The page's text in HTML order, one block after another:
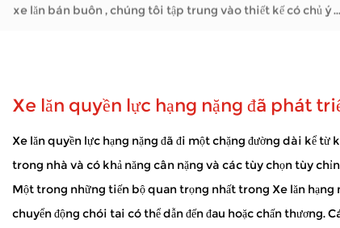
xe lăn bán buôn , chúng tôi tập trung vào thiết kế có chủ ý ...
Xe tay ga di động xử lý thời tiết ngoài trời như
Jan 02, 2026
không khí trong lành — mà không thường xuyên mệt mỏi.
Xe lăn điện đảm bảo an toàn như thế nào?
Dec 31, 2025
Xe lăn quyền lực hạng nặng đã phát
Xe lăn quyền lực hạng nặng đã đi một chặng đường dài kể
trong nhà và có khả năng cân nặng và các tùy chọn tùy
Một trong những tiến bộ quan trọng nhất trong Xe lăn hạng
chuyển động chói tai có thể dẫn đến đau hoặc chấn thương.